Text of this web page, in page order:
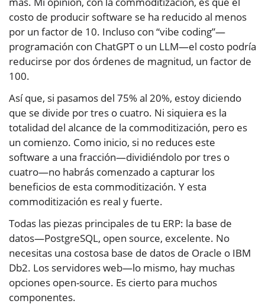
costo de producir software se ha reducido al menos
por un factor de 10. Incluso con “vibe coding”—
programación con ChatGPT o un LLM—el costo podría
reducirse por dos órdenes de magnitud, un factor de
100.
Así que, si pasamos del 75% al 20%, estoy diciendo
que se divide por tres o cuatro. Ni siquiera es la
totalidad del alcance de la commoditización, pero es
un comienzo. Como inicio, si no reduces este
software a una fracción—dividiéndolo por tres o
cuatro—no habrás comenzado a capturar los
beneficios de esta commoditización. Y esta
commoditización es real y fuerte.
Todas las piezas principales de tu ERP: la base de
datos—PostgreSQL, open source, excelente. No
necesitas una costosa base de datos de Oracle o IBM
Db2. Los servidores web—lo mismo, hay muchas
opciones open-source. Es cierto para muchos
componentes.